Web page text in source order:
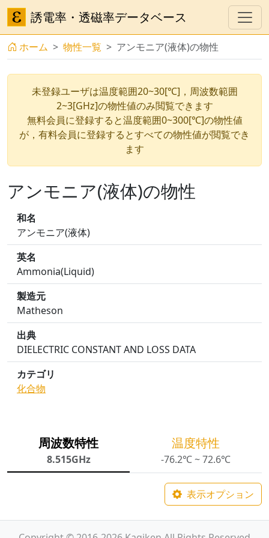
誘電率・透磁率データベース
ホーム 物性一覧 アンモニア(液体)の物性
未登録ユーザは温度範囲20~30[℃]，周波数範囲
2~3[GHz]の物性値のみ閲覧できます
無料会員に登録すると温度範囲0~300[℃]の物性値
が，有料会員に登録するとすべての物性値が閲覧でき
ます
アンモニア(液体)の物性
和名
アンモニア(液体)
英名
Ammonia(Liquid)
製造元
Matheson
出典
DIELECTRIC CONSTANT AND LOSS DATA
カテゴリ
化合物
周波数特性
8.515GHz
温度特性
-76.2℃ ~ 72.6℃
表示オプション